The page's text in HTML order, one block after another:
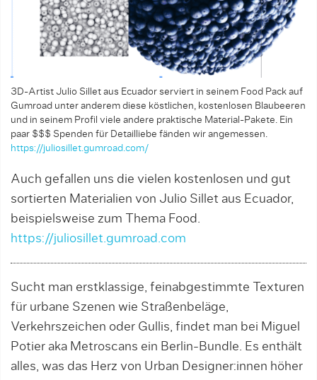
3D-Artist Julio Sillet aus Ecuador serviert in seinem Food Pack auf
Gumroad unter anderem diese köstlichen, kostenlosen Blaubeeren
und in seinem Profil viele andere praktische Material-Pakete. Ein
paar $$$ Spenden für Detailliebe fänden wir angemessen.
https://juliosillet.gumroad.com/
Auch gefallen uns die vielen kostenlosen und gut
sortierten Materialien von Julio Sillet aus Ecuador,
beispielsweise zum Thema Food.
https://juliosillet.gumroad.com
Sucht man erstklassige, feinabgestimmte Texturen
für urbane Szenen wie Straßenbeläge,
Verkehrszeichen oder Gullis, findet man bei Miguel
Potier aka Metroscans ein Berlin-Bundle. Es enthält
alles, was das Herz von Urban Designer:innen höher